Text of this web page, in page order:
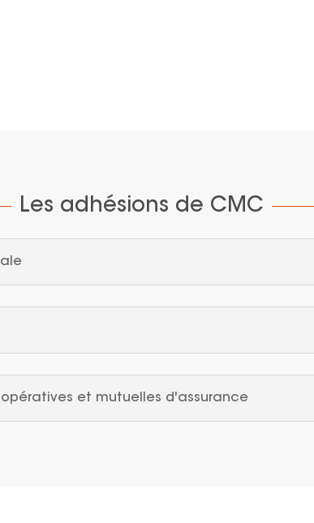
Les adhésions de CMC
et mutuelles d'assurance